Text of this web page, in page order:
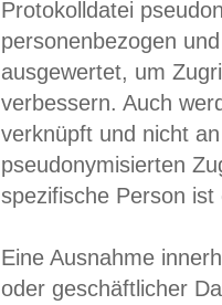
Protokolldatei
personenbezogen
ausgewertet, um
verbessern. Auch
verknüpft und nicht
pseudonymisierten
spezifische Person
Eine Ausnahme
oder geschäftlicher